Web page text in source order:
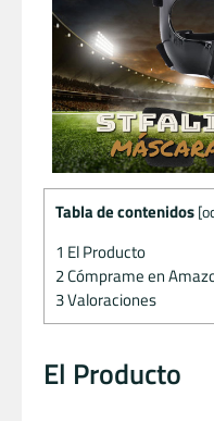
Tabla de contenidos [
1 El Producto
2Cómprame en
3Valoraciones
El Producto